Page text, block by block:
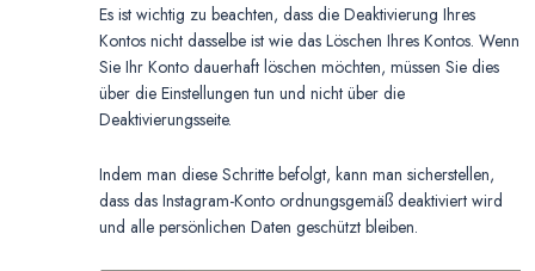
Es ist wichtig zu beachten, dass die Deaktivierung Ihres
Kontos nicht dasselbe ist wie das Löschen Ihres Kontos. Wenn
Sie Ihr Konto dauerhaft löschen möchten, müssen Sie dies
über die Einstellungen tun und nicht über die
Deaktivierungsseite.
Indem man diese Schritte befolgt, kann man sicherstellen,
dass das Instagram-Konto ordnungsgemäß deaktiviert wird
und alle persönlichen Daten geschützt bleiben.